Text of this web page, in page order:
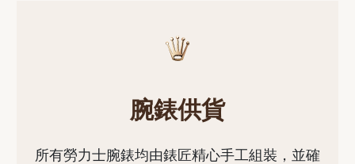
腕錶供貨
所有勞力士腕錶均由錶匠精心手工組裝，並確